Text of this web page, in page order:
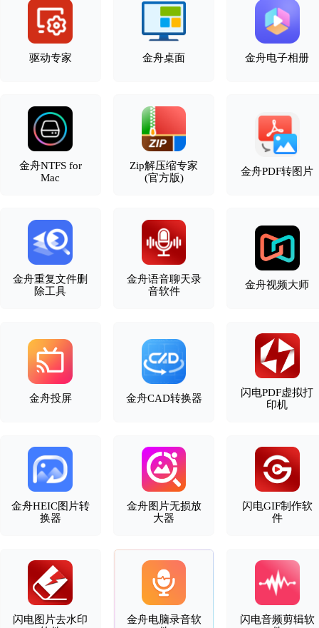
驱动专家 金舟桌面 金舟电子相册
金舟NTFS for
Mac
Zip解压缩专家
(官方版)
金舟PDF转图片
金舟重复文件删
除工具
金舟语音聊天录
音软件
金舟视频大师
金舟投屏 金舟CAD转换器
闪电PDF虚拟打
印机
金舟HEIC图片转
换器
金舟图片无损放
大器
闪电GIF制作软
件
闪电图片去水印
金舟电脑录音软
闪电音频剪辑软